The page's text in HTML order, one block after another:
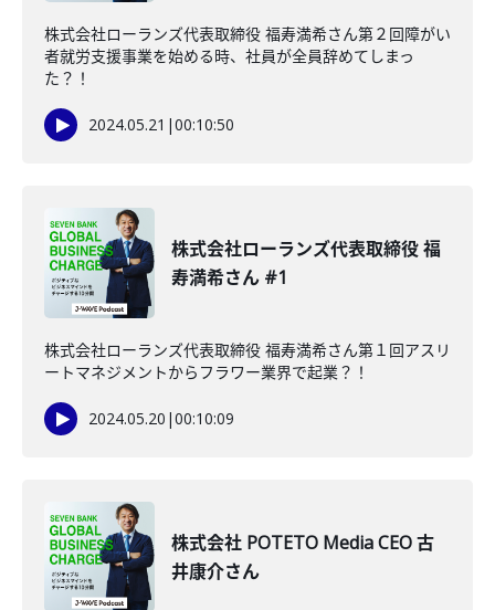
株式会社ローランズ代表取締役 福寿満希さん第２回障がい
者就労支援事業を始める時、社員が全員辞めてしまっ
た？！
2024.05.21 |00:10:50
株式会社ローランズ代表取締役 福
寿満希さん #1
株式会社ローランズ代表取締役 福寿満希さん第１回アスリ
ートマネジメントからフラワー業界で起業？！
2024.05.20 |00:10:09
株式会社 POTETO Media CEO 古
井康介さん